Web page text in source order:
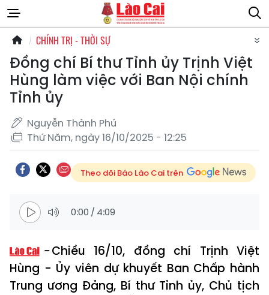
CHÍNH TRỊ - THỜI SỰ
Đồng chí Bí thư Tỉnh ủy Trịnh Việt
Hùng làm việc với Ban Nội chính
Tỉnh ủy
Nguyễn Thành Phú
Thứ Năm, ngày 16/10/2025 - 12:25
Theo dõi Báo Lào Cai trên
0:00 / 4:09
Chiều 16/10, đồng chí Trịnh Việt
Hùng - Ủy viên dự khuyết Ban Chấp hành
Trung ương Đảng, Bí thư Tỉnh ủy, Chủ tịch